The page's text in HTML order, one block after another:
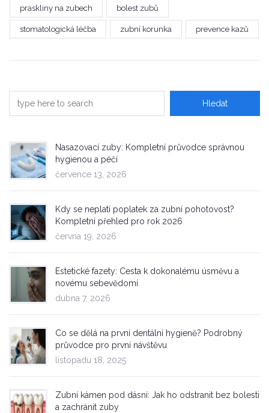
praskliny na zubech bolest zubů
stomatologická léčba zubní korunka prevence kazů
Nasazovací zuby: Kompletní průvodce správnou
hygienou a péčí
července 13, 2026
Kdy se neplatí poplatek za zubní pohotovost?
Kompletní přehled pro rok 2026
června 19, 2026
Estetické fazety: Cesta k dokonalému úsměvu a
novému sebevědomí
dubna 7, 2026
Co se dělá na první dentální hygieně? Podrobný
průvodce pro první návštěvu
listopadu 18, 2025
Zubní kámen pod dásní: Jak ho odstranit bez bolesti
a zachránit zuby